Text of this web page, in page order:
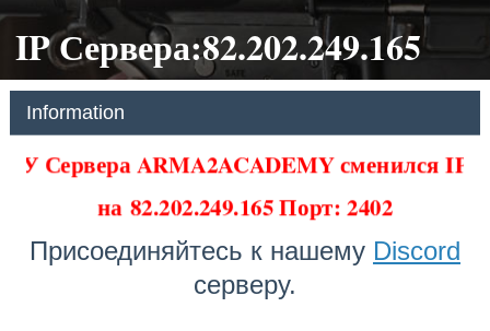
IP Сервера:82.202.249.165
Information
У Сервера ARMA2ACADEMY сменился IP
на82.202.249.165 Порт: 2402
Присоединяйтесь к нашему Discord
серверу.